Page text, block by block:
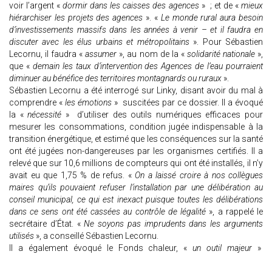
voir l’argent « dormir dans les caisses des agences» ; et de «mieux
hiérarchiser les projets des agences ». « Le monde rural aura besoin
d’investissements massifs dans les années à venir – et il faudra en
discuter avec les élus urbains et métropolitains». Pour Sébastien
Lecornu, il faudra «assumer », au nom de la « solidarité nationale»,
que « demain les taux d’intervention des Agences de l’eau pourraient
diminuer au bénéfice des territoires montagnards ou ruraux ».
Sébastien Lecornu a été interrogé sur Linky, disant avoir du mal à
comprendre « les émotions » suscitées par ce dossier. Il a évoqué
la «nécessité » d’utiliser des outils numériques efficaces pour
mesurer les consommations, condition jugée indispensable à la
transition énergétique, et estimé que les conséquences sur la santé
ont été jugées non-dangereuses par les organismes certifiés. Il a
relevé que sur 10,6 millions de compteurs qui ont été installés, il n’y
avait eu que 1,75 % de refus. «On a laissé croire à nos collègues
maires qu’ils pouvaient refuser l’installation par une délibération au
conseil municipal, ce qui est inexact puisque toutes les délibérations
dans ce sens ont été cassées au contrôle de légalité », a rappelé le
secrétaire d’État. «Ne soyons pas imprudents dans les arguments
utilisés », a conseillé Sébastien Lecornu.
Il a également évoqué le Fonds chaleur, « un outil majeur »